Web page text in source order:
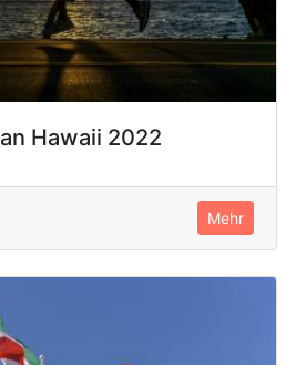
Hawaii 2022
Mehr